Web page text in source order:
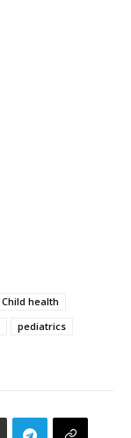
Child health
pediatrics